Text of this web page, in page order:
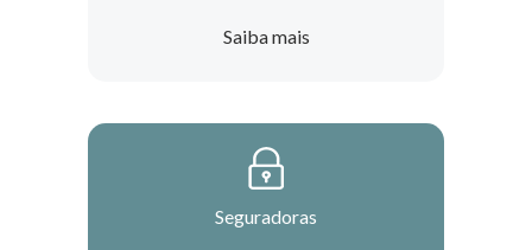
Saiba mais
Seguradoras